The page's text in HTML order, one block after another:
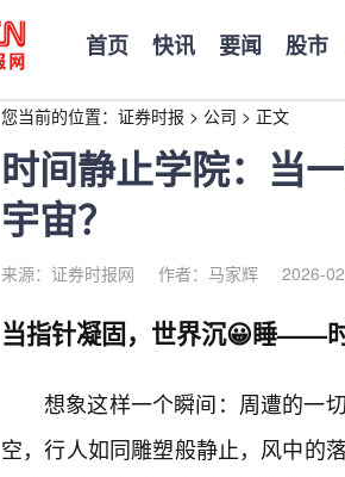
首页 快讯 要闻 股市
您当前的位置： 证券时报 > 公司 > 正文
时间静止学院：当
宇宙？
来源：证券时报网 作者：马家辉 2026-
当指针凝固，世界沉😀睡——
想象这样一个瞬间：周遭的一
空，行人如同雕塑般静止，风中的